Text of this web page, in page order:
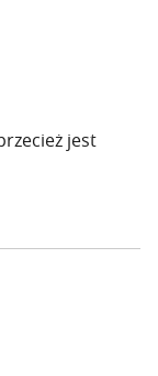
jest